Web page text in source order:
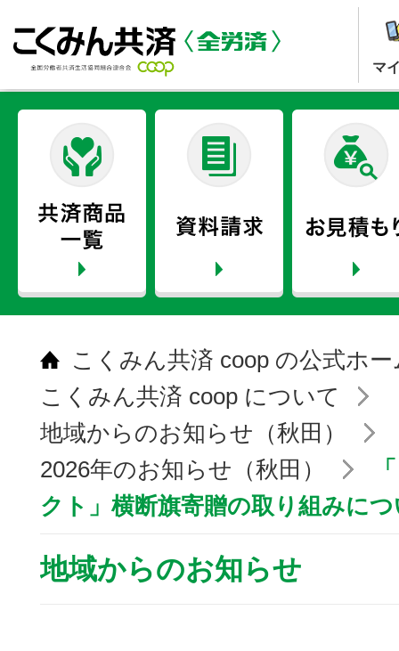
マ
こくみん共済 coop の公式ホ
こくみん共済 coop について
地域からのお知らせ（秋田）
2026年のお知らせ（秋田）
クト」横断旗寄贈の取り組みに
地域からのお知らせ